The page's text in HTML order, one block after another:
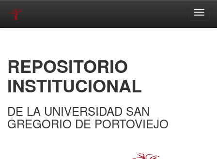
REPOSITORIO
INSTITUCIONAL
DE LA UNIVERSIDAD SAN
GREGORIO DE PORTOVIEJO